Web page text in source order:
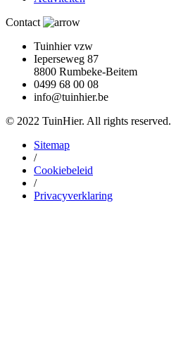
Contact
Tuinhier vzw
Ieperseweg 87
8800 Rumbeke-Beitem
0499 68 00 08
info@tuinhier.be
© 2022 TuinHier. All rights reserved.
Sitemap
/
Cookiebeleid
/
Privacyverklaring